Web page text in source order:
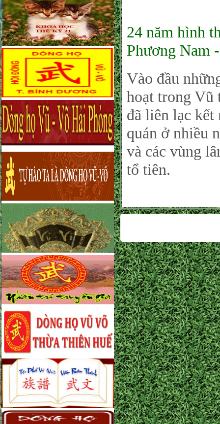
24 năm hình
Phương Nam
Vào đầu
hoạt trong Vũ
đã liên lạc
quán ở nhiều
và các vùng
tổ tiên.